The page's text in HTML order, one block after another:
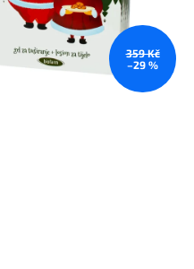
359 Kč
–29 %